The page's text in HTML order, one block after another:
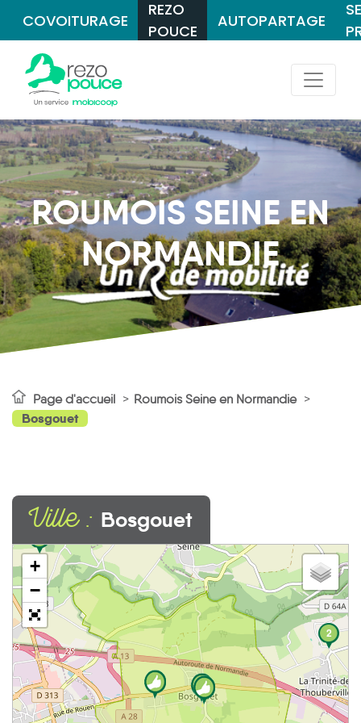
COVOITURAGE
REZO
POUCE
AUTOPARTAGE
ROUMOIS SEINE EN
NORMANDIE
Page d'accueil Roumois Seine en Normandie
Bosgouet
Ville : Bosgouet
2
+
−